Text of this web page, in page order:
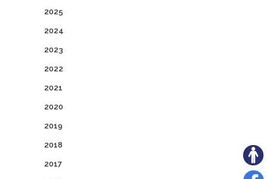
2025
2024
2023
2022
2021
2020
2019
2018
2017